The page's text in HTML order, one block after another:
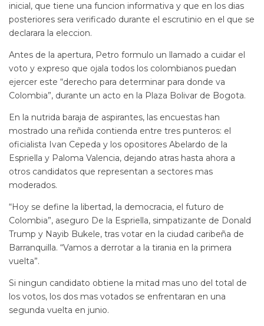
inicial, que tiene una funcion informativa y que en los dias
posteriores sera verificado durante el escrutinio en el que se
declarara la eleccion.
Antes de la apertura, Petro formulo un llamado a cuidar el
voto y expreso que ojala todos los colombianos puedan
ejercer este “derecho para determinar para donde va
Colombia”, durante un acto en la Plaza Bolivar de Bogota.
En la nutrida baraja de aspirantes, las encuestas han
mostrado una reñida contienda entre tres punteros: el
oficialista Ivan Cepeda y los opositores Abelardo de la
Espriella y Paloma Valencia, dejando atras hasta ahora a
otros candidatos que representan a sectores mas
moderados.
“Hoy se define la libertad, la democracia, el futuro de
Colombia”, aseguro De la Espriella, simpatizante de Donald
Trump y Nayib Bukele, tras votar en la ciudad caribeña de
Barranquilla. “Vamos a derrotar a la tirania en la primera
vuelta”.
Si ningun candidato obtiene la mitad mas uno del total de
los votos, los dos mas votados se enfrentaran en una
segunda vuelta en junio.